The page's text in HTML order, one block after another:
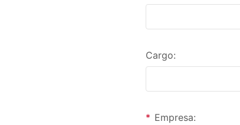
Cargo:
* Empresa: